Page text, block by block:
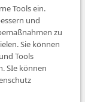
Tools ein.
und
zu
Sie können
Tools
SIe können